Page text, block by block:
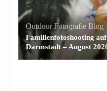
Outdoor Fotografie Blog
Familienfotoshooting
Darmstadt – August